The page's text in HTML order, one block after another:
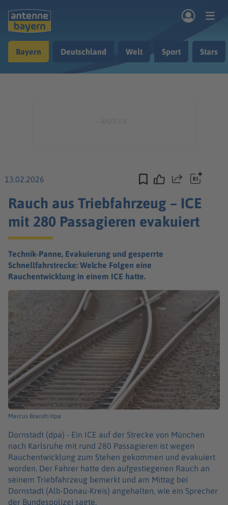
Musik & Radio
Bayern Deutschland Welt Sport Stars
13.02.2026 Teilen
Rauch aus Triebfahrzeug – ICE
mit 280 Passagieren evakuiert
Technik-Panne, Evakuierung und gesperrte
Schnellfahrstrecke: Welche Folgen eine
Rauchentwicklung in einem ICE hatte.
Marcus Brandt/dpa
Dornstadt (dpa) - Ein ICE auf der Strecke von München
nach Karlsruhe mit rund 280 Passagieren ist wegen
Rauchentwicklung zum Stehen gekommen und evakuiert
worden. Der Fahrer hatte den aufgestiegenen Rauch an
seinem Triebfahrzeug bemerkt und am Mittag bei
Dornstadt (Alb-Donau-Kreis) angehalten, wie ein Sprecher
der Bundespolizei sagte.